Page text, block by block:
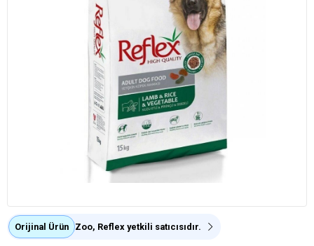
Orijinal Ürün Zoo, Reflex yetkili satıcısıdır.